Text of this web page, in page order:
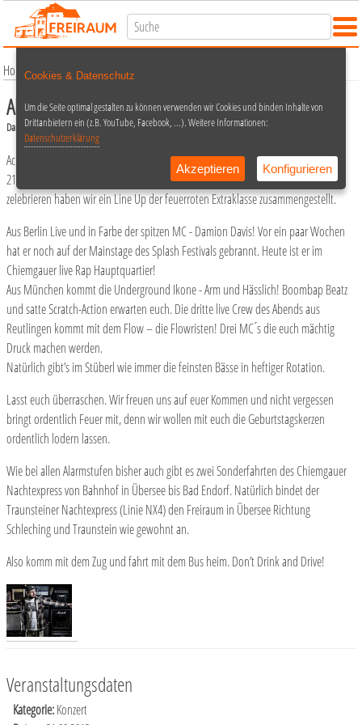
Home Termine Konzert
Alarmstufe ROT
Damion Davis, Arm und Hässlich, die Flowristen
Achtung! Achtung! Es kaum für möglich halten doch die Alarmstufe Rot feiert am
21.September im Freiraum ihren ersten Geburtstag. Um dies gebührend zu
zelebrieren haben wir ein Line Up der feuerroten Extraklasse zusammengestellt.
Aus Berlin Live und in Farbe der spitzen MC - Damion Davis! Vor ein paar Wochen
hat er noch auf der Mainstage des Splash Festivals gebrannt. Heute ist er im
Chiemgauer live Rap Hauptquartier!
Aus München kommt die Underground Ikone - Arm und Hässlich! Boombap Beatz
und satte Scratch-Action erwarten euch. Die dritte live Crew des Abends aus
Reutlingen kommt mit dem Flow – die Flowristen! Drei MC ́s die euch mächtig
Druck machen werden.
Natürlich gibt’s im Stüberl wie immer die feinsten Bässe in heftiger Rotation.
Lasst euch überraschen. Wir freuen uns auf euer Kommen und nicht vergessen
bringt ordentlich Feuer mit, denn wir wollen mit euch die Geburtstagskerzen
ordentlich lodern lassen.
Wie bei allen Alarmstufen bisher auch gibt es zwei Sonderfahrten des Chiemgauer
Nachtexpress von Bahnhof in Übersee bis Bad Endorf. Natürlich bindet der
Traunsteiner Nachtexpress (Linie NX4) den Freiraum in Übersee Richtung
Schleching und Traunstein wie gewohnt an.
Also komm mit dem Zug und fahrt mit dem Bus heim. Don’t Drink and Drive!
Veranstaltungsdaten
Kategorie:Konzert
Cookies & Datenschutz
Um die Seite optimal gestalten zu können verwenden wir Cookies und binden Inhalte von
Drittanbietern ein (z.B. YouTube, Facebook, ...). Weitere Informationen:
Datenschutzerklärung
Akzeptieren Konfigurieren